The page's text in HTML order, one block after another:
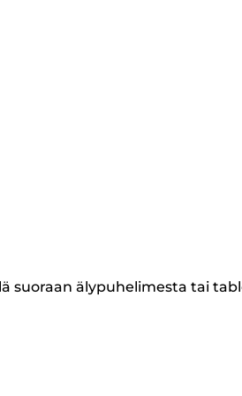
suoraan älypuhelimesta tai